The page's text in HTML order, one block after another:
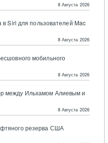
8 Августа 2026
Siri для пользователей Mac
8 Августа 2026
мобильного
8 Августа 2026
между Ильхамом Алиевым и
8 Августа 2026
резерва США